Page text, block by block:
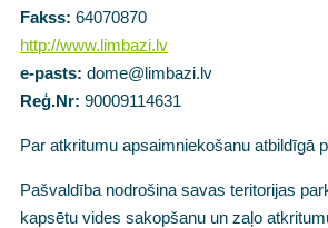
Fakss: 64070870
http://www.limbazi.lv
e-pasts: dome@limbazi.lv
Reģ.Nr: 90009114631
Par atkritumu apsaimniekošanu atbildīgā
Pašvaldība nodrošina savas teritorijas
kapsētu vides sakopšanu un zaļo